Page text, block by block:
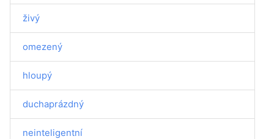
živý
omezený
hloupý
duchaprázdný
neinteligentní